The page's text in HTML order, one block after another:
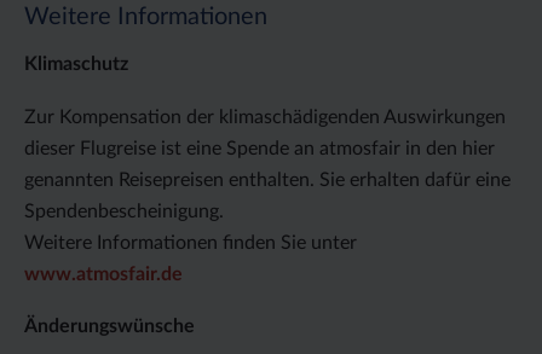
Weitere Informationen
Klimaschutz
Zur Kompensation der klimaschädigenden Auswirkungen
dieser Flugreise ist eine Spende an atmosfair in den hier
genannten Reisepreisen enthalten. Sie erhalten dafür eine
Spendenbescheinigung.
Weitere Informationen finden Sie unter
www.atmosfair.de
Änderungswünsche